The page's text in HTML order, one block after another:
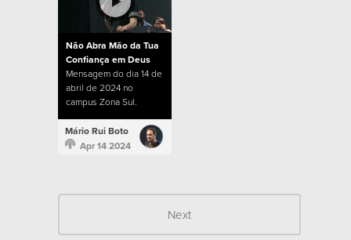
Não Abra Mão da Tua
Confiança em Deus
Mensagem do dia 14 de
abril de 2024 no
campus Zona Sul.
Mário Rui Boto
Apr 14 2024
Next